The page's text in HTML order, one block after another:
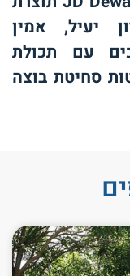
יעיל, אמין
עם תכולת
סחיטת בוצה